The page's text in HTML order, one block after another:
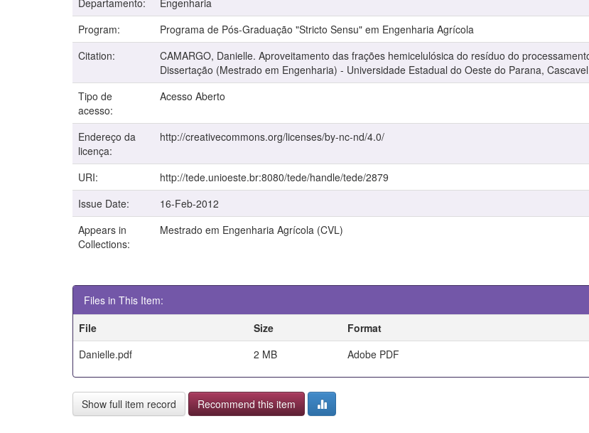
Departamento:
Engenharia
Program:
Programa de Pós-Graduação "Stricto Sensu" em Engenharia Agrícola
Citation:
CAMARGO, Danielle. Aproveitamento das frações hemicelulósica do resíduo do
Dissertação (Mestrado em Engenharia) - Universidade Estadual do Oeste do Parana,
Tipo de
acesso:
Acesso Aberto
Endereço da
licença:
http://creativecommons.org/licenses/by-nc-nd/4.0/
URI:
http://tede.unioeste.br:8080/tede/handle/tede/2879
Issue Date:
16-Feb-2012
Appears in
Collections:
Mestrado em Engenharia Agrícola (CVL)
Files in This Item:
File
Size
Format
Danielle.pdf
2 MB Adobe PDF
Show full item record Recommend this item